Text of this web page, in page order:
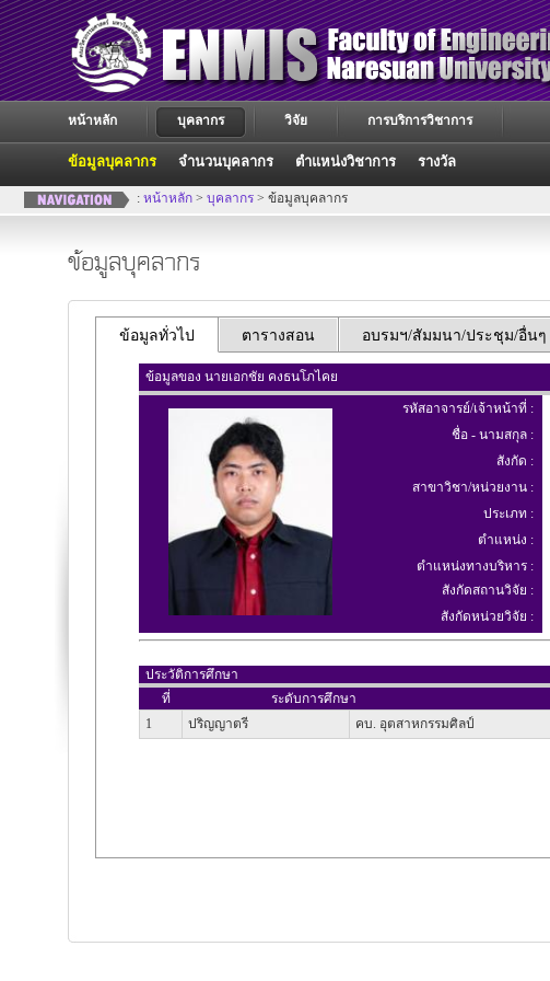
หน้าหลัก บุคลากร
ข้อมูลบุคลากร จำนวนบุคลากร ตำแหน่งวิชาการ รางวัล
วิจัย การบริการวิชาการ
: หน้าหลัก > บุคลากร > ข้อมูลบุคลากร
ข้อมูลบุคลากร
ข้อมูลทั่วไป ตารางสอน อบรมฯ/สัมมนา/ประชุม/อื่นๆ
ข้อมูลของ นายเอกชัย คงธนโภไคย
รหัสอาจารย์/เจ้าหน้าที่ :
ชื่อ - นามสกุล :
สังกัด :
สาขาวิชา/หน่วยงาน :
ประเภท :
ตำแหน่ง :
ตำแหน่งทางบริหาร :
สังกัดสถานวิจัย :
สังกัดหน่วยวิจัย :
ประวัติการศึกษา
ที่
ระดับการศึกษา
1
ปริญญาตรี คบ. อุตสาหกรรมศิลป์